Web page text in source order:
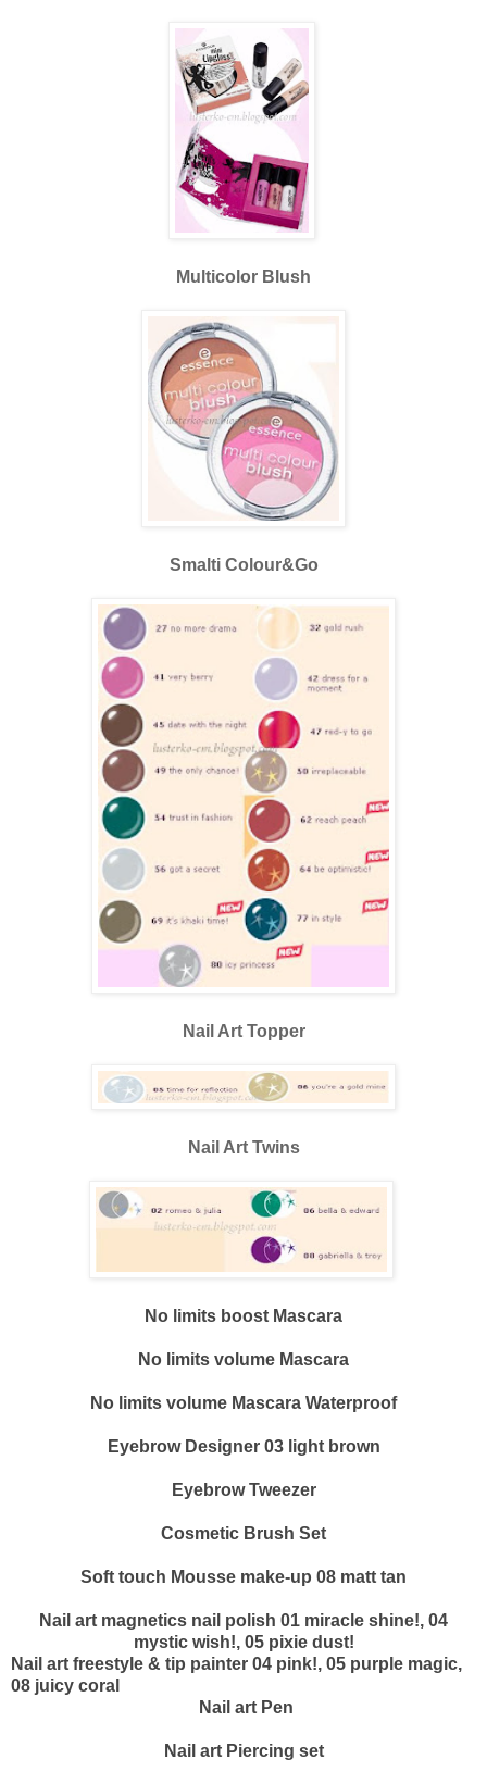
Multicolor Blush
Smalti Colour&Go
Nail Art Topper
Nail Art Twins
No limits boost Mascara
No limits volume Mascara
No limits volume Mascara Waterproof
Eyebrow Designer 03 light brown
Eyebrow Tweezer
Cosmetic Brush Set
Soft touch Mousse make-up 08 matt tan
Nail art magnetics nail polish 01 miracle shine!, 04
mystic wish!, 05 pixie dust!
Nail art freestyle & tip painter 04 pink!, 05 purple magic,
08 juicy coral
Nail art Pen
Nail art Piercing set